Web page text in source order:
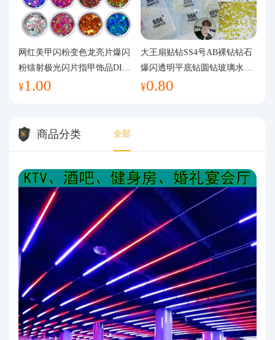
网红美甲闪粉变色龙亮片爆闪
粉镭射极光闪片指甲饰品DIY
手工流麻
¥1.00
大王扇贴钻SS4号AB裸钻钻石
爆闪透明平底钻圆钻玻璃水钻
美甲钻饰
¥0.80
商品分类 全部